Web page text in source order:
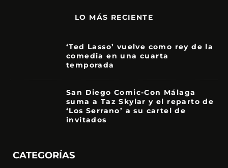
LO MÁS RECIENTE
‘Ted Lasso’ vuelve como rey de la
comedia en una cuarta
temporada
San Diego Comic-Con Málaga
suma a Taz Skylar y el reparto de
‘Los Serrano’ a su cartel de
invitados
CATEGORÍAS